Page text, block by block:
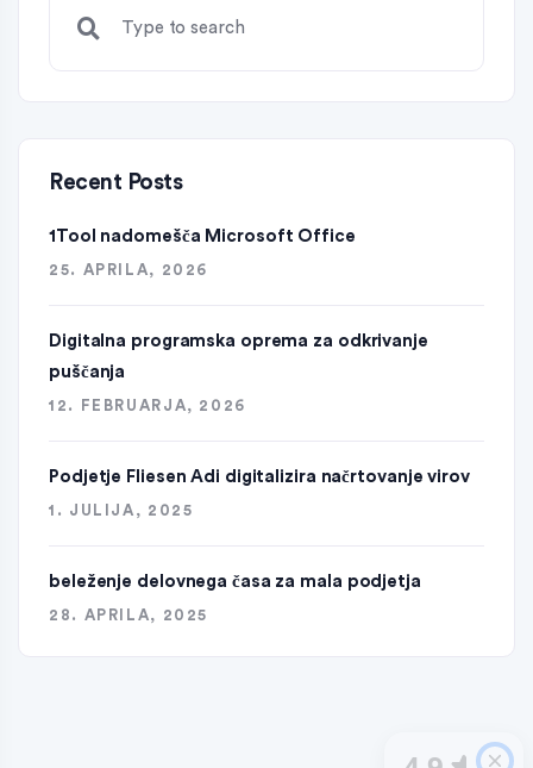
Recent Posts
1Tool nadomešča Microsoft Office
25. APRILA, 2026
Digitalna programska oprema za odkrivanje
puščanja
12. FEBRUARJA, 2026
Podjetje Fliesen Adi digitalizira načrtovanje virov
1. JULIJA, 2025
beleženje delovnega časa za mala podjetja
28. APRILA, 2025